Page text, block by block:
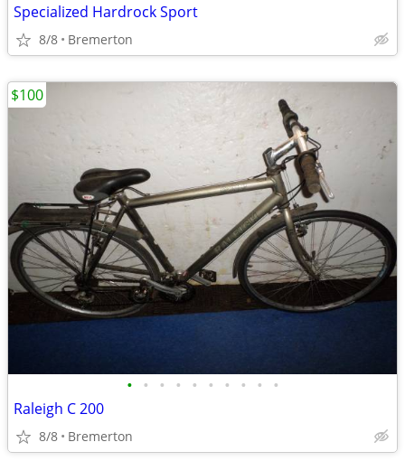
Specialized Hardrock Sport
8/8 Bremerton
• • • • • • • • • •
Raleigh C 200
8/8 Bremerton
$100